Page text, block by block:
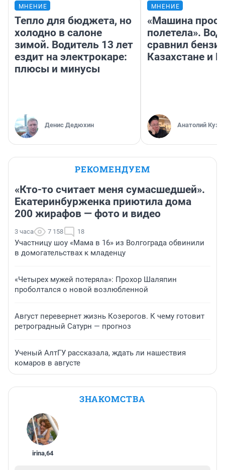
МНЕНИЕ
Тепло для бюджета, но
холодно в салоне
зимой. Водитель 13 лет
ездит на электрокаре:
плюсы и минусы
Денис Дедюхин
МНЕНИЕ
«Машина
полетела».
сравнил
Казахстане и
Анатолий
РЕКОМЕНДУЕМ
«Кто-то считает меня сумасшедшей».
Екатеринбурженка приютила дома
200 жирафов — фото и видео
3 часа 7 158 18
Участницу шоу «Мама в 16» из Волгограда обвинили
в домогательствах к младенцу
«Четырех мужей потеряла»: Прохор Шаляпин
проболтался о новой возлюбленной
Август перевернет жизнь Козерогов. К чему готовит
ретроградный Сатурн — прогноз
Ученый АлтГУ рассказала, ждать ли нашествия
комаров в августе
ЗНАКОМСТВА
irina,64